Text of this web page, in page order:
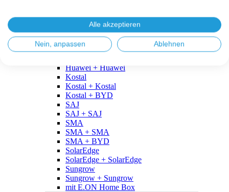
Fronius + BYD
GoodWe
GoodWe + GoodWe
GoodWe + BYD
Huawei + Huawei
Kostal
Kostal + Kostal
Kostal + BYD
SAJ
SAJ + SAJ
SMA
SMA + SMA
SMA + BYD
SolarEdge
SolarEdge + SolarEdge
Sungrow
Sungrow + Sungrow
mit E.ON Home Box
Alle akzeptieren
Nein, anpassen Ablehnen